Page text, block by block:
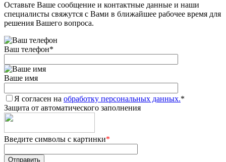
Оставьте Ваше сообщение и контактные данные и наши
специалисты свяжутся с Вами в ближайшее рабочее время для
решения Вашего вопроса.
Ваш телефон*
Ваше имя
Я согласен на обработку персональных данных.*
Защита от автоматического заполнения
Введите символы с картинки*